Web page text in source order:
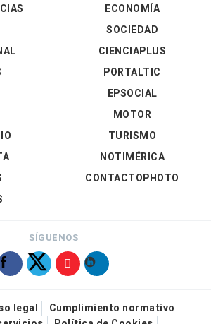
ECONOMÍA
SOCIEDAD
CIENCIAPLUS
PORTALTIC
EPSOCIAL
MOTOR
TURISMO
NOTIMÉRICA
CONTACTOPHOTO
SÍGUENOS
legal
Cumplimiento normativo